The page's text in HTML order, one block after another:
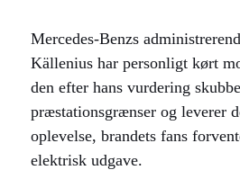
Mercedes-Benzs
Källenius har personligt kørt
den efter hans vurdering
præstationsgrænser og leverer
oplevelse, brandets fans
elektrisk udgave.